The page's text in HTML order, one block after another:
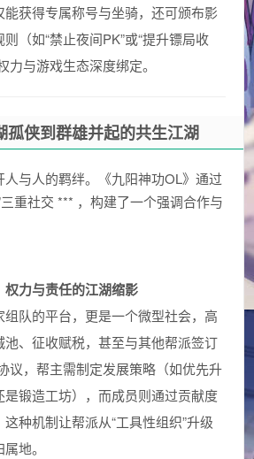
能获得专属称号与坐骑，还可颁布影
（如“禁止夜间PK”或“提升镖局收
力与游戏生态深度绑定。
孤侠到群雄并起的共生江湖
人与人的羁绊。《九阳神功OL》通过
重社交 *** ，构建了一个强调合作与
权力与责任的江湖缩影
组队的平台，更是一个微型社会，高
池、征收赋税，甚至与其他帮派签订
议，帮主需制定发展策略（如优先升
是锻造工坊），而成员则通过贡献度
种机制让帮派从“工具性组织”升级
地。